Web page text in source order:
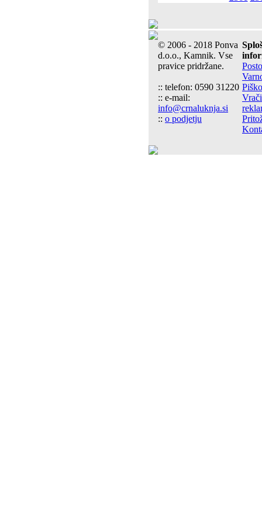
© 2006 - 2018 Ponva
d.o.o., Kamnik. Vse
pravice pridržane.
:: telefon: 0590 31220
:: e-mail:
info@crnaluknja.si
:: o podjetju